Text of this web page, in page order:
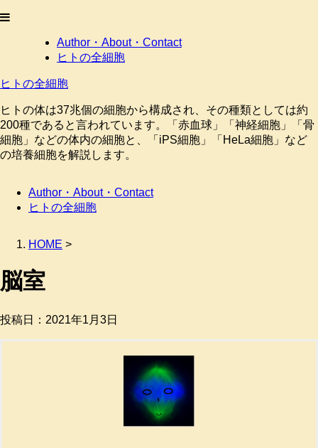
Author・About・Contact
ヒトの全細胞
ヒトの全細胞
ヒトの体は37兆個の細胞から構成され、その種類としては約
200種であると言われています。「赤血球」「神経細胞」「骨
細胞」などの体内の細胞と、「iPS細胞」「HeLa細胞」など
の培養細胞を解説します。
Author・About・Contact
ヒトの全細胞
HOME >
脳室
投稿日： 2021年1月3日